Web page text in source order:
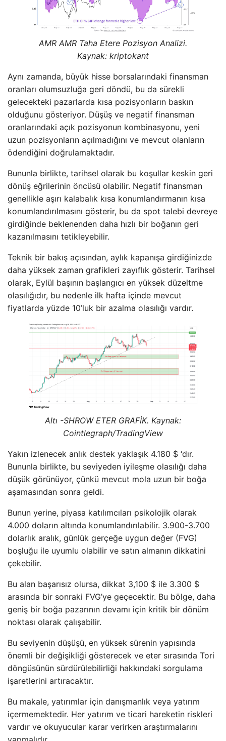
AMR AMR Taha Etere Pozisyon Analizi.
Kaynak: kriptokant
Aynı zamanda, büyük hisse borsalarındaki finansman
oranları olumsuzluğa geri döndü, bu da sürekli
gelecekteki pazarlarda kısa pozisyonların baskın
olduğunu gösteriyor. Düşüş ve negatif finansman
oranlarındaki açık pozisyonun kombinasyonu, yeni
uzun pozisyonların açılmadığını ve mevcut olanların
ödendiğini doğrulamaktadır.
Bununla birlikte, tarihsel olarak bu koşullar keskin geri
dönüş eğrilerinin öncüsü olabilir. Negatif finansman
genellikle aşırı kalabalık kısa konumlandırmanın kısa
konumlandırılmasını gösterir, bu da spot talebi devreye
girdiğinde beklenenden daha hızlı bir boğanın geri
kazanılmasını tetikleyebilir.
Teknik bir bakış açısından, aylık kapanışa girdiğinizde
daha yüksek zaman grafikleri zayıflık gösterir. Tarihsel
olarak, Eylül başının başlangıcı en yüksek düzeltme
olasılığıdır, bu nedenle ilk hafta içinde mevcut
fiyatlarda yüzde 10’luk bir azalma olasılığı vardır.
Altı -SHROW ETER GRAFİK. Kaynak:
Cointlegraph/TradingView
Yakın izlenecek anlık destek yaklaşık 4.180 $ ‘dır.
Bununla birlikte, bu seviyeden iyileşme olasılığı daha
düşük görünüyor, çünkü mevcut mola uzun bir boğa
aşamasından sonra geldi.
Bunun yerine, piyasa katılımcıları psikolojik olarak
4.000 doların altında konumlandırılabilir. 3.900-3.700
dolarlık aralık, günlük gerçeğe uygun değer (FVG)
boşluğu ile uyumlu olabilir ve satın almanın dikkatini
çekebilir.
Bu alan başarısız olursa, dikkat 3,100 $ ile 3.300 $
arasında bir sonraki FVG’ye geçecektir. Bu bölge, daha
geniş bir boğa pazarının devamı için kritik bir dönüm
noktası olarak çalışabilir.
Bu seviyenin düşüşü, en yüksek sürenin yapısında
önemli bir değişikliği gösterecek ve eter sırasında Tori
döngüsünün sürdürülebilirliği hakkındaki sorgulama
işaretlerini artıracaktır.
Bu makale, yatırımlar için danışmanlık veya yatırım
içermemektedir. Her yatırım ve ticari hareketin riskleri
vardır ve okuyucular karar verirken araştırmalarını